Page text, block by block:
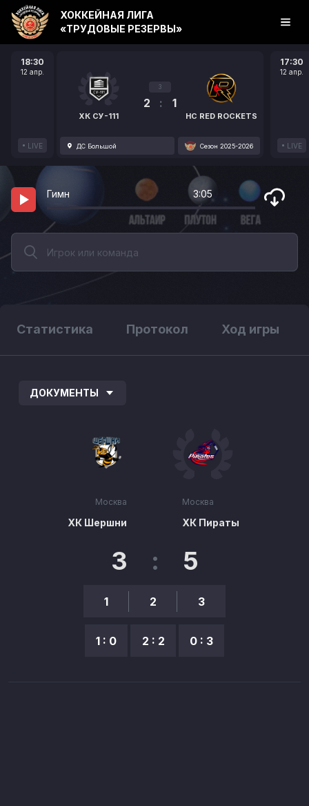
18:30
12 апр.
LIVE
ХК СУ-111
3
2 : 1
HC RED ROCKETS
ДС Большой Сезон 2025-2026
17:30
12 апр.
LIVE
ХОККЕЙНАЯ ЛИГА
«ТРУДОВЫЕ РЕЗЕРВЫ»
Гимн 3:05
Статистика Протокол Ход игры
ДОКУМЕНТЫ
Москва
ХК Шершни
3 : 5
1
1 : 0
2
2 : 2
3
0 : 3
Москва
ХК Пираты